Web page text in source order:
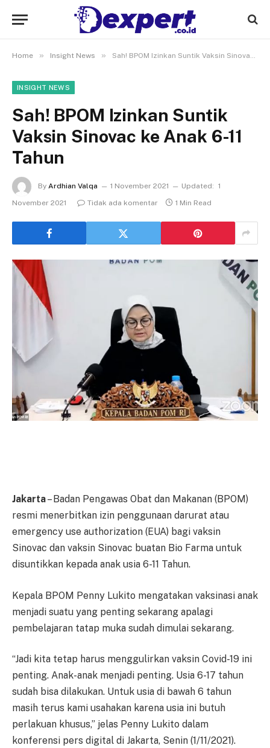
Home » Insight News » Sah! BPOM Izinkan Suntik Vaksin Sinovac ke Anak 6-11 Tahun
INSIGHT NEWS
Sah! BPOM Izinkan Suntik
Vaksin Sinovac ke Anak 6-11
Tahun
By Ardhian Valqa 1 November 2021 Updated: 1
November 2021
Tidak ada komentar 1 Min Read
Jakarta– Badan Pengawas Obat dan Makanan (BPOM)
resmi menerbitkan izin penggunaan darurat atau
emergency use authorization (EUA) bagi vaksin
Sinovac dan vaksin Sinovac buatan Bio Farma untuk
disuntikkan kepada anak usia 6-11 Tahun.
Kepala BPOM Penny Lukito mengatakan vaksinasi anak
menjadi suatu yang penting sekarang apalagi
pembelajaran tatap muka sudah dimulai sekarang.
“Jadi kita tetap harus menggulirkan vaksin Covid-19 ini
penting. Anak-anak menjadi penting. Usia 6-17 tahun
sudah bisa dilakukan. Untuk usia di bawah 6 tahun
masih terus kami usahakan karena usia ini butuh
perlakuan khusus,” jelas Penny Lukito dalam
konferensi pers digital di Jakarta, Senin (1/11/2021).